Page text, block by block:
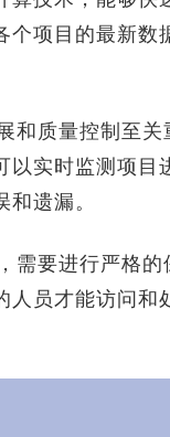
项目的最新数
质量控制至关
实时监测项目
遗漏。
要进行严格的
员才能访问和